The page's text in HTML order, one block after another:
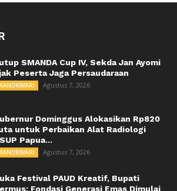
SMANDA Cup IV, Sekda Jan Ayomi
Peserta Jaga Persaudaraan
Agustus 7, 2026
Dominggus Alokasikan Rp820
untuk Perbaikan Alat Radiologi
Papua...
Agustus 7, 2026
Festival PAUD Kreatif, Bupati
Fondasi Generasi Emas Dimulai